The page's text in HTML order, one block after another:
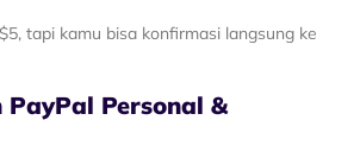
tapi kamu bisa konfirmasi langsung ke
Personal &